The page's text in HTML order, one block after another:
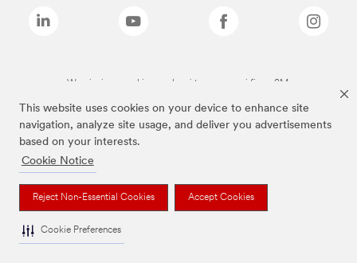
This website uses cookies on your device to enhance site
navigation, analyze site usage, and deliver you advertisements
based on your interests.
Cookie Notice
Reject Non-Essential Cookies Accept Cookies
Cookie Preferences
Wymienione marki są znakami towarowymi firmy 3M.